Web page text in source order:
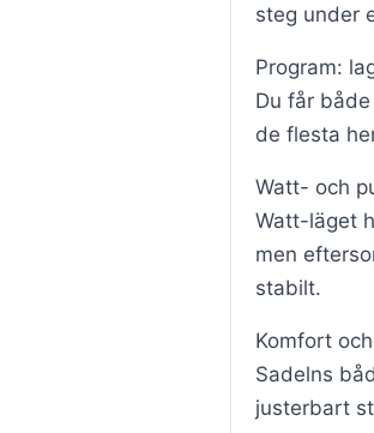
steg under
Program:
Du får
de flesta
Watt- och
Watt-läget
men
stabilt.
Komfort
Sadelns
justerbart